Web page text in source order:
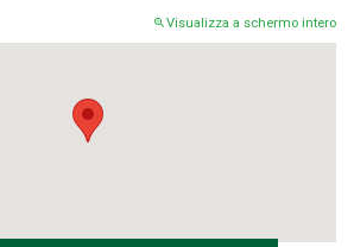
Visualizza a schermo intero